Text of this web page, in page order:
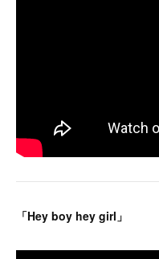
「Hey boy hey girl」